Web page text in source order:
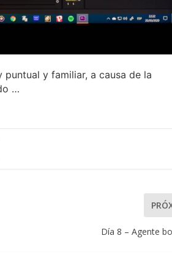
y familiar, a causa de la
…
Día 8 – Agente